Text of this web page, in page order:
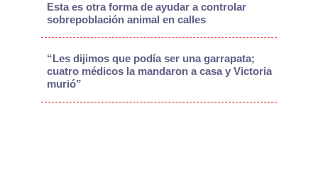
Esta es otra forma de ayudar a controlar
sobrepoblación animal en calles
“Les dijimos que podía ser una garrapata;
cuatro médicos la mandaron a casa y Victoria
murió”